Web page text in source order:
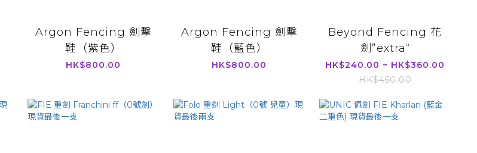
Argon Fencing 劍擊
鞋（紫色）
HK$800.00
Argon Fencing 劍擊
鞋（藍色）
HK$800.00
Beyond Fencing 花
劍”extra“
HK$240.00 ~ HK$360.00
HK$450.00